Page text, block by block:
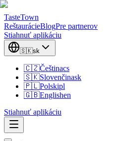
TasteTown
ReštaurácieBlogPre partnerov
Stiahnuť aplikáciu
🇸🇰sk
🇨🇿Češtinacs
🇸🇰Slovenčinask
🇵🇱Polskipl
🇬🇧Englishen
Stiahnuť aplikáciu